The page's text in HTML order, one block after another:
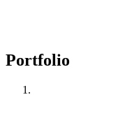
Portfolio